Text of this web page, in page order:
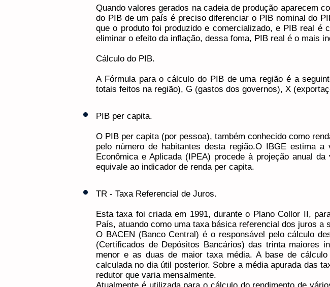
Quando valores gerados na cadeia de produção aparecem
do PIB de um país é preciso diferenciar o PIB nominal do
que o produto foi produzido e comercializado, e PIB real é
eliminar o efeito da inflação, dessa foma, PIB real é o mais
Cálculo do PIB.
A Fórmula para o cálculo do PIB de uma região é a
totais feitos na região), G (gastos dos governos), X
PIB per capita.
O PIB per capita (por pessoa), também conhecido como
pelo número de habitantes desta região.O IBGE estima
Econômica e Aplicada (IPEA) procede à projeção anual
equivale ao indicador de renda per capita.​
​TR - Taxa Referencial de Juros.
Esta taxa foi criada em 1991, durante o Plano Collor II,
País, atuando como uma taxa básica referencial dos juros a
​O BACEN (Banco Central) é o responsável pelo cálculo
(Certificados de Depósitos Bancários) das trinta maiores
menor e as duas de maior taxa média. A base de
calculada no dia útil posterior. Sobre a média apurada das
redutor que varia mensalmente. ​